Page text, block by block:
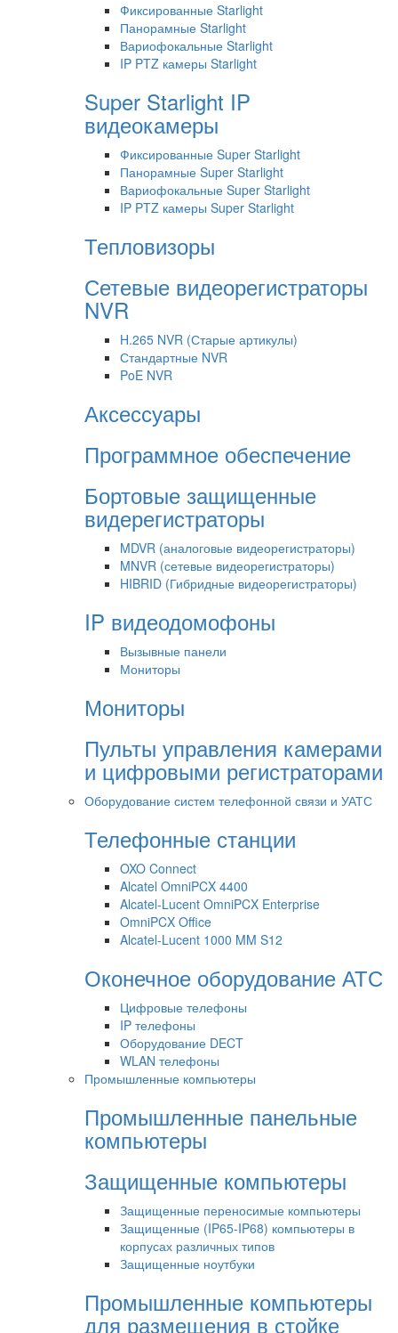
Фиксированные Starlight
Панорамные Starlight
Вариофокальные Starlight
IP PTZ камеры Starlight
Super Starlight IP
видеокамеры
Фиксированные Super Starlight
Панорамные Super Starlight
Вариофокальные Super Starlight
IP PTZ камеры Super Starlight
Тепловизоры
Сетевые видеорегистраторы
NVR
H.265 NVR (Старые артикулы)
Стандартные NVR
PoE NVR
Аксессуары
Программное обеспечение
Бортовые защищенные
видерегистраторы
MDVR (аналоговые видеорегистраторы)
MNVR (сетевые видеорегистраторы)
HIBRID (Гибридные видеорегистраторы)
IP видеодомофоны
Вызывные панели
Мониторы
Мониторы
Пульты управления камерами
и цифровыми регистраторами
Оборудование систем телефонной связи и УАТС
Телефонные станции
OXO Connect
Alcatel OmniPCX 4400
Alcatel-Lucent OmniPCX Enterprise
OmniPCX Office
Alcatel-Lucent 1000 MM S12
Оконечное оборудование АТС
Цифровые телефоны
IP телефоны
Оборудование DECT
WLAN телефоны
Промышленные компьютеры
Промышленные панельные
компьютеры
Защищенные компьютеры
Защищенные переносимые компьютеры
Защищенные (IP65-IP68) компьютеры в
корпусах различных типов
Защищенные ноутбуки
Промышленные компьютеры
для размещения в стойке